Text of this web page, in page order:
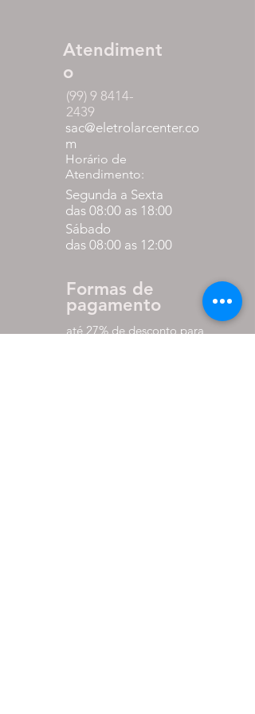
Atendiment
o
(99) 9 8414-
2439
sac@eletrolarcenter.co
m
Horário de
Atendimento:
Segunda a Sexta
das 08:00 as 18:00
Sábado
das 08:00 as 12:00
Formas de
pagamento
até 27% de desconto para